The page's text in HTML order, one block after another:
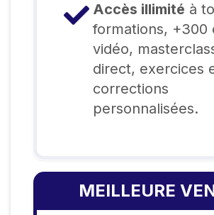
Accès illimité à
formations, +300
vidéo,
direct, exercices
corrections
personnalisées.
MEILLEURE